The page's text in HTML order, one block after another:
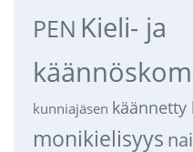
PEN Kieli- ja
kunniajäsen
monikielisyys